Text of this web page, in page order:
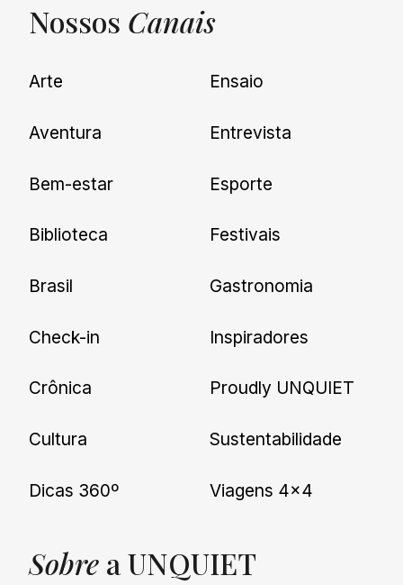
UNQUIET
Newsletter
nossas novidades.
Nossos Canais
Arte
Aventura
Bem-estar
Biblioteca
Brasil
Check-in
Crônica
Cultura
Dicas 360º
Ensaio
Entrevista
Esporte
Festivais
Gastronomia
Inspiradores
Proudly UNQUIET
Sustentabilidade
Viagens 4×4
Sobre a UNQUIET